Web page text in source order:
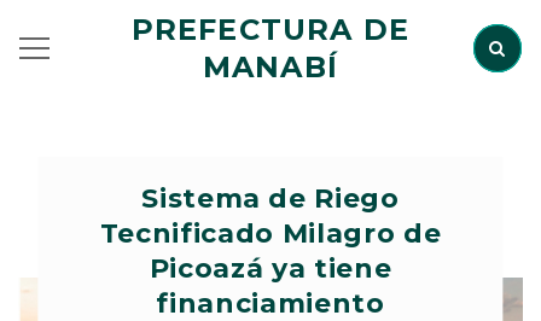
PREFECTURA DE
MANABÍ
Sistema de Riego
Tecnificado Milagro de
Picoazá ya tiene
financiamiento